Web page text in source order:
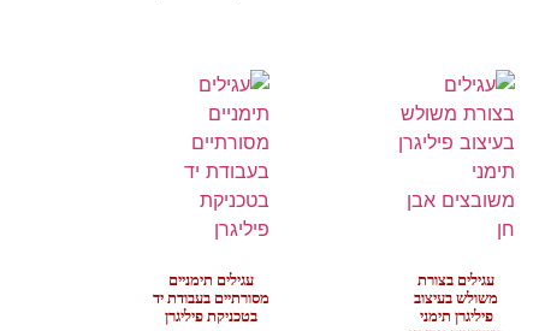
עגילים בצורת
משולש בעיצוב
פיליגרן תימני
עגילים תימניים
מסורתיים בעבודת יד
בטכניקת פיליגרן